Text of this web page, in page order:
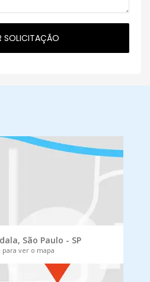
São Paulo - SP
para ver o mapa